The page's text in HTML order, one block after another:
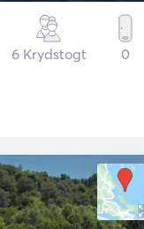
6 Krydstogt 0